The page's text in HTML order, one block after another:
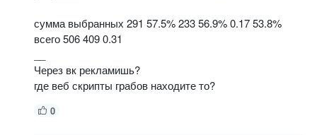
сумма выбранных 291 57.5% 233 56.9% 0.17 53.8%
всего 506 409 0.31
Через вк рекламишь?
где веб скрипты грабов находите то?
0